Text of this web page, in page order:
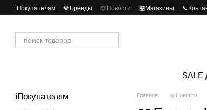
Перейти к основному контенту
ℹ️Покупателям 💎Бренды 📖Новости 🏪Магазины
SALE
Главная 📖Новости
ℹ️Покупателям